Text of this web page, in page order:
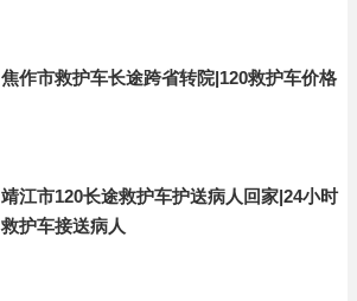
焦作市救护车长途跨省转院|120救护车价格
靖江市120长途救护车护送病人回家|24小时
救护车接送病人